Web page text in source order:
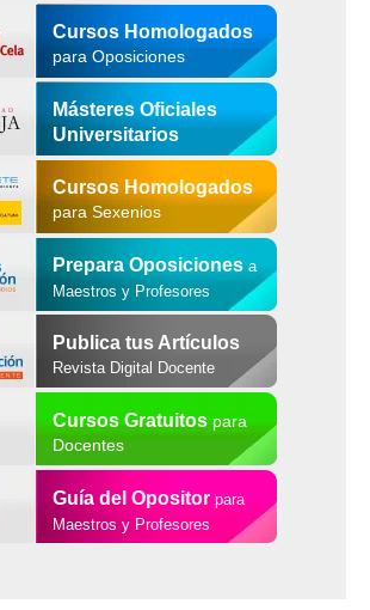
Cursos Homologados
para Oposiciones
Másteres Oficiales
Universitarios
Cursos Homologados
para Sexenios
Prepara Oposiciones a
Maestros y Profesores
Publica tus Artículos
Revista Digital Docente
Cursos Gratuitospara
Docentes
Guía del Opositor para
Maestros y Profesores